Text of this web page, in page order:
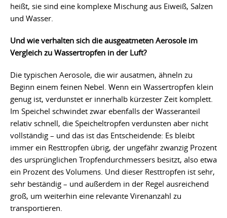
heißt, sie sind eine komplexe Mischung aus Eiweiß, Salzen
und Wasser.
Und wie verhalten sich die ausgeatmeten Aerosole im
Vergleich zu Wassertropfen in der Luft?
Die typischen Aerosole, die wir ausatmen, ähneln zu
Beginn einem feinen Nebel. Wenn ein Wassertropfen klein
genug ist, verdunstet er innerhalb kürzester Zeit komplett.
Im Speichel schwindet zwar ebenfalls der Wasseranteil
relativ schnell, die Speicheltropfen verdunsten aber nicht
vollständig – und das ist das Entscheidende: Es bleibt
immer ein Resttropfen übrig, der ungefähr zwanzig Prozent
des ursprünglichen Tropfendurchmessers besitzt, also etwa
ein Prozent des Volumens. Und dieser Resttropfen ist sehr,
sehr beständig – und außerdem in der Regel ausreichend
groß, um weiterhin eine relevante Virenanzahl zu
transportieren.